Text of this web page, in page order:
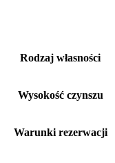
Rodzaj własności
Wysokość czynszu
Warunki rezerwacji